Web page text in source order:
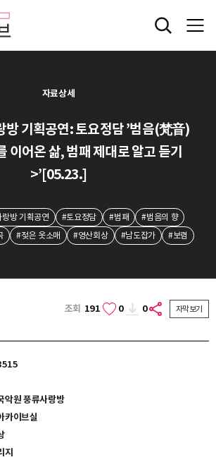
자료상세
방 기획공연: 토요정담 ’범음(梵音)
이어온 삶, 범패 제대로 알고 듣기
>’[05.23.]
방 기획공연 #토요정담 #범패
#범음의 향
#젖은 옷소매 #영산회상 #남도잡가 #보렴
조회 191 0 0 자막보기
악원 풍류사랑방
카이브실
지